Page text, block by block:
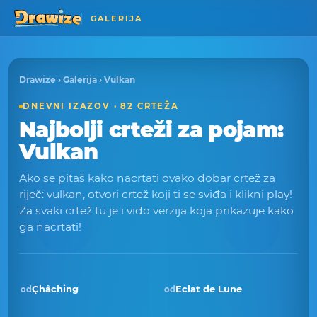
GALERIJA
Drawize › Galerija › Vulkan
DNEVNI IZAZOV · 82 CRTEŽA
Najbolji crteži za pojam:
Vulkan
Ako se pitaš kako nacrtati ovako dobar crtež za
riječ: vulkan, otvori crtež koji ti se sviđa i klikni play!
Za svaki crtež tu je i vido verzija koja prikazuje kako
ga nacrtati!
Pobjednik · tra 2026
odÇhåching od Eclat de Lune